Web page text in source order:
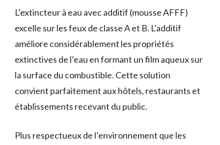
L’extincteur à eau avec additif (mousse AFFF)
excelle sur les feux de classe A et B. L’additif
améliore considérablement les propriétés
extinctives de l’eau en formant un film aqueux sur
la surface du combustible. Cette solution
convient parfaitement aux hôtels, restaurants et
établissements recevant du public.
Plus respectueux de l’environnement que les